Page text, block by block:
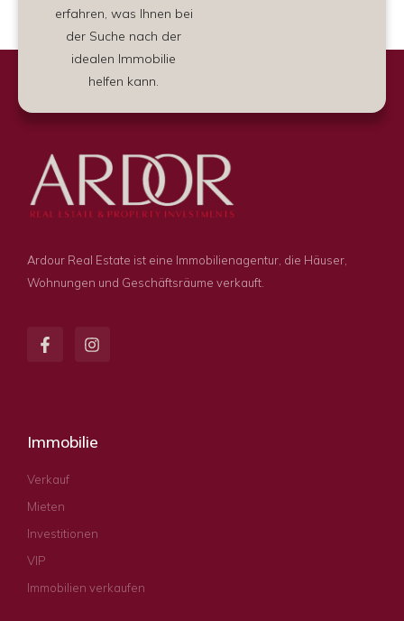
erfahren, was Ihnen bei
der Suche nach der
idealen Immobilie
helfen kann.
Ardour Real Estate ist eine Immobilienagentur, die Häuser,
Wohnungen und Geschäftsräume verkauft.
Immobilie
Verkauf
Mieten
Investitionen
VIP
Immobilien verkaufen